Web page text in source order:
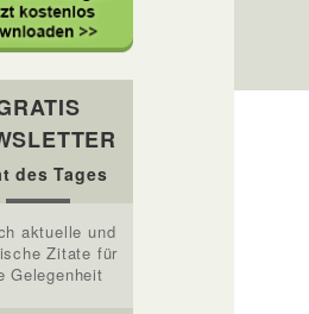
des Tages
aktuelle und
Zitate für
Gelegenheit